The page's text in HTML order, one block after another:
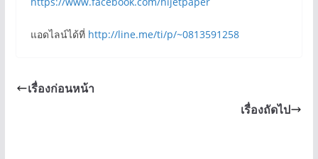
แอดไลน์ได้ที่ http://line.me/ti/p/~0813591258
เรื่องก่อนหน้า
เรื่องถัดไป